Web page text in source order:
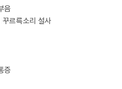
음
꾸르륵소리 설사
증